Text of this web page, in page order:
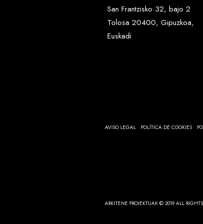
San Frantzisko 32, bajo 2
Tolosa 20400, Gipuzkoa,
Euskadi
AVISO LEGAL POLÍTICA DE COOKIES
ARKITENE PROIEKTUAK © 2019 ALL